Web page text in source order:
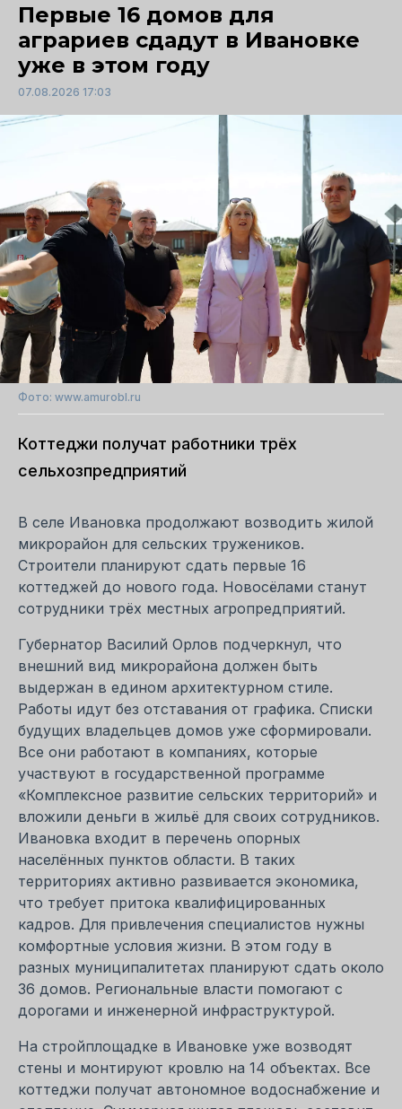
Первые 16 домов для
аграриев сдадут в Ивановке
уже в этом году
07.08.2026 17:03
Фото: www.amurobl.ru
Коттеджи получат работники трёх
сельхозпредприятий
В селе Ивановка продолжают возводить жилой
микрорайон для сельских тружеников.
Строители планируют сдать первые 16
коттеджей до нового года. Новосёлами станут
сотрудники трёх местных агропредприятий.
Губернатор Василий Орлов подчеркнул, что
внешний вид микрорайона должен быть
выдержан в едином архитектурном стиле.
Работы идут без отставания от графика. Списки
будущих владельцев домов уже сформировали.
Все они работают в компаниях, которые
участвуют в государственной программе
«Комплексное развитие сельских территорий» и
вложили деньги в жильё для своих сотрудников.
Ивановка входит в перечень опорных
населённых пунктов области. В таких
территориях активно развивается экономика,
что требует притока квалифицированных
кадров. Для привлечения специалистов нужны
комфортные условия жизни. В этом году в
разных муниципалитетах планируют сдать около
36 домов. Региональные власти помогают с
дорогами и инженерной инфраструктурой.
На стройплощадке в Ивановке уже возводят
стены и монтируют кровлю на 14 объектах. Все
коттеджи получат автономное водоснабжение и